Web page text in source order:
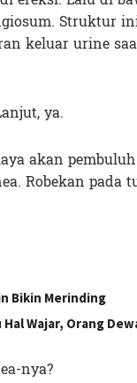
Struktur
keluar urine
ya.
akan
Robekan pada
Bikin Merinding
Wajar, Orang
nya?